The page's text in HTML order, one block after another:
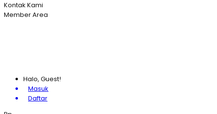
Kontak Kami
Member Area
Halo, Guest!
Masuk
Daftar